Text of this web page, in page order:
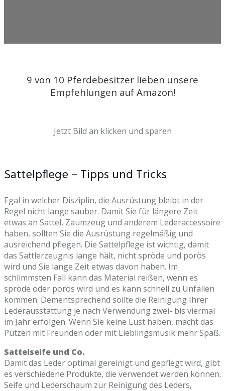
9 von 10 Pferdebesitzer lieben unsere
Empfehlungen auf Amazon!
Jetzt Bild an klicken und sparen
Sattelpflege – Tipps und Tricks
Egal in welcher Disziplin, die Ausrüstung bleibt in der
Regel nicht lange sauber. Damit Sie für längere Zeit
etwas an Sattel, Zaumzeug und anderem Lederaccessoire
haben, sollten Sie die Ausrüstung regelmäßig und
ausreichend pflegen. Die Sattelpflege ist wichtig, damit
das Sattlerzeugnis lange hält, nicht spröde und porös
wird und Sie lange Zeit etwas davon haben. Im
schlimmsten Fall kann das Material reißen, wenn es
spröde oder porös wird und es kann schnell zu Unfällen
kommen. Dementsprechend sollte die Reinigung Ihrer
Lederausstattung je nach Verwendung zwei- bis viermal
im Jahr erfolgen. Wenn Sie keine Lust haben, macht das
Putzen mit Freunden oder mit Lieblingsmusik mehr Spaß.
Sattelseife und Co.
Damit das Leder optimal gereinigt und gepflegt wird, gibt
es verschiedene Produkte, die verwendet werden können.
Seife und Lederschaum zur Reinigung des Leders,